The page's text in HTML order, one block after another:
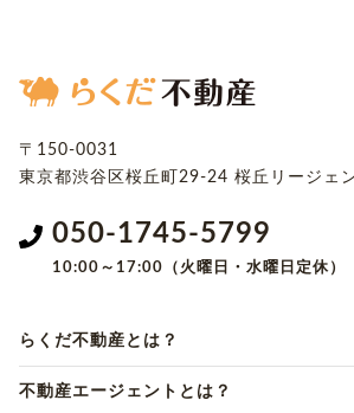
〒150-0031
東京都渋谷区桜丘町29-24 桜丘リージェ
050-1745-5799
10:00～17:00（火曜日・水曜日定休）
らくだ不動産とは？
不動産エージェントとは？